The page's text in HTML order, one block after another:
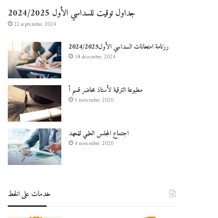
جداول توقيت للسداسي الأول 2024/2025
22 septembre 2024
رزنامة امتحانات السداسي الأول2024/2025
18 décembre 2024
مطبوعة الترقية لأستاذ محاضر قسم أ
5 novembre 2020
اجتماع المجلس العلمي للمعهد
4 novembre 2020
خدمات على الخط